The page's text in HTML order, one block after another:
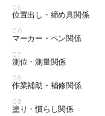
05
位置出し・締め具関係
06
マーカー・ペン関係
07
測位・測量関係
08
作業補助・補修関係
09
塗り・慣らし関係